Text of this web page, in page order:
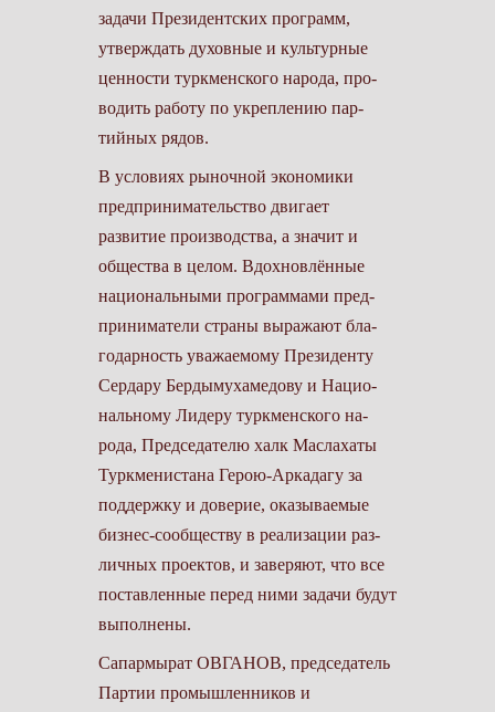
задачи Президентских программ,
утверждать духовные и культурные
ценности туркменского народа, про­
водить работу по укреплению пар­
тийных рядов.
В условиях рыночной экономи­ки
предпринимательство двигает
развитие производства, а значит и
общества в целом. Вдохновлённые
национальными программами пред­
приниматели страны выражают бла­
годарность уважаемому Президенту
Сердару Бердымухамедову и Нацио­
нальному Лидеру туркменского на­
рода, Председателю халк Маслахаты
Туркменистана Герою-Аркадагу за
поддержку и доверие, оказываемые
бизнес-сообществу в реализации раз­
личных проектов, и заверяют, что все
поставленные перед ними задачи будут
выполнены.
Сапармырат ОВГАНОВ, председатель
Партии промышленников и